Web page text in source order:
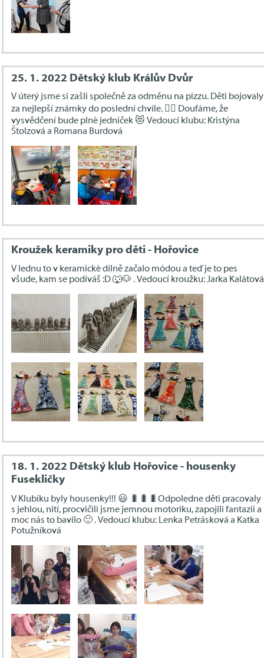
25. 1. 2022 Dětský klub Králův Dvůr
V úterý jsme si zašli společně za odměnu na pizzu. Děti bojovaly
za nejlepší známky do poslední chvíle. 👍🏻 Doufáme, že
vysvědčení bude plné jedniček 😻 Vedoucí klubu: Kristýna
Štolzová a Romana Burdová
Kroužek keramiky pro děti - Hořovice
V lednu to v keramické dílně začalo módou a teď je to pes
všude, kam se podíváš :D 🐺🐶 . Vedoucí kroužku: Jarka Kalátová
18. 1. 2022 Dětský klub Hořovice - housenky
Fusekličky
V Klubíku byly housenky!!! 😃 🐛🐛🐛Odpoledne děti pracovaly
s jehlou, nití, procvičili jsme jemnou motoriku, zapojili fantazii a
moc nás to bavilo 🙂 . Vedoucí klubu: Lenka Petrásková a Katka
Potužníková